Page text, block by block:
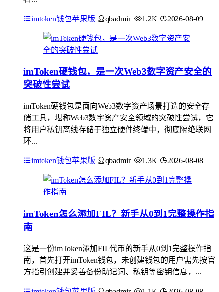
imtoken钱包苹果版 qbadmin 1.2K 2026-08-09
imToken硬钱包，是一次Web3数字资产安全的
突破性尝试
imToken硬钱包是面向Web3数字资产场景打造的安全存
储工具，堪称Web3数字资产安全领域的突破性尝试，它
将用户私钥离线存储于独立硬件终端中，彻底隔绝联网
环...
imtoken钱包苹果版 qbadmin 1.3K 2026-08-08
imToken怎么添加FIL？新手从0到1完整操作指
南
这是一份imToken添加FIL代币的新手从0到1完整操作指
南，首先打开imToken钱包，未创建钱包的用户需先按官
方指引创建并妥善备份助记词、私钥等密钥信息，...